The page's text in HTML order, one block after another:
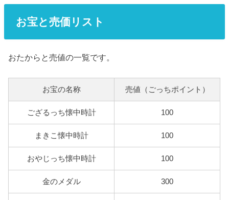
お宝と売価リスト
おたからと売値の一覧です。
お宝の名称 売値（ごっちポイント）
ござるっち懐中時計 100
まきこ懐中時計 100
おやじっち懐中時計 100
金のメダル 300